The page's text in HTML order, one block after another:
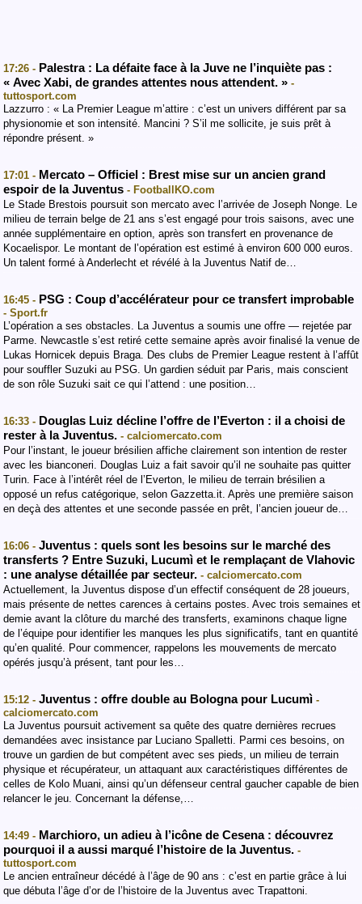
17:26 - Palestra : La défaite face à la Juve ne l’inquiète pas :
« Avec Xabi, de grandes attentes nous attendent. » -
tuttosport.com
Lazzurro : « La Premier League m’attire : c’est un univers différent par sa
physionomie et son intensité. Mancini ? S’il me sollicite, je suis prêt à
répondre présent. »
17:01 - Mercato – Officiel : Brest mise sur un ancien grand
espoir de la Juventus - FootballKO.com
Le Stade Brestois poursuit son mercato avec l’arrivée de Joseph Nonge. Le
milieu de terrain belge de 21 ans s’est engagé pour trois saisons, avec une
année supplémentaire en option, après son transfert en provenance de
Kocaelispor. Le montant de l’opération est estimé à environ 600 000 euros.
Un talent formé à Anderlecht et révélé à la Juventus Natif de…
16:45 - PSG : Coup d’accélérateur pour ce transfert improbable
- Sport.fr
L’opération a ses obstacles. La Juventus a soumis une offre — rejetée par
Parme. Newcastle s’est retiré cette semaine après avoir finalisé la venue de
Lukas Hornicek depuis Braga. Des clubs de Premier League restent à l’affût
pour souffler Suzuki au PSG. Un gardien séduit par Paris, mais conscient
de son rôle Suzuki sait ce qui l’attend : une position…
16:33 - Douglas Luiz décline l’offre de l’Everton : il a choisi de
rester à la Juventus. - calciomercato.com
Pour l’instant, le joueur brésilien affiche clairement son intention de rester
avec les bianconeri. Douglas Luiz a fait savoir qu’il ne souhaite pas quitter
Turin. Face à l’intérêt réel de l’Everton, le milieu de terrain brésilien a
opposé un refus catégorique, selon Gazzetta.it. Après une première saison
en deçà des attentes et une seconde passée en prêt, l’ancien joueur de…
16:06 - Juventus : quels sont les besoins sur le marché des
transferts ? Entre Suzuki, Lucumì et le remplaçant de Vlahovic
: une analyse détaillée par secteur. - calciomercato.com
Actuellement, la Juventus dispose d’un effectif conséquent de 28 joueurs,
mais présente de nettes carences à certains postes. Avec trois semaines et
demie avant la clôture du marché des transferts, examinons chaque ligne
de l’équipe pour identifier les manques les plus significatifs, tant en quantité
qu’en qualité. Pour commencer, rappelons les mouvements de mercato
opérés jusqu’à présent, tant pour les…
15:12 - Juventus : offre double au Bologna pour Lucumì -
calciomercato.com
La Juventus poursuit activement sa quête des quatre dernières recrues
demandées avec insistance par Luciano Spalletti. Parmi ces besoins, on
trouve un gardien de but compétent avec ses pieds, un milieu de terrain
physique et récupérateur, un attaquant aux caractéristiques différentes de
celles de Kolo Muani, ainsi qu’un défenseur central gaucher capable de bien
relancer le jeu. Concernant la défense,…
14:49 - Marchioro, un adieu à l’icône de Cesena : découvrez
pourquoi il a aussi marqué l’histoire de la Juventus. -
tuttosport.com
Le ancien entraîneur décédé à l’âge de 90 ans : c’est en partie grâce à lui
que débuta l’âge d’or de l’histoire de la Juventus avec Trapattoni.